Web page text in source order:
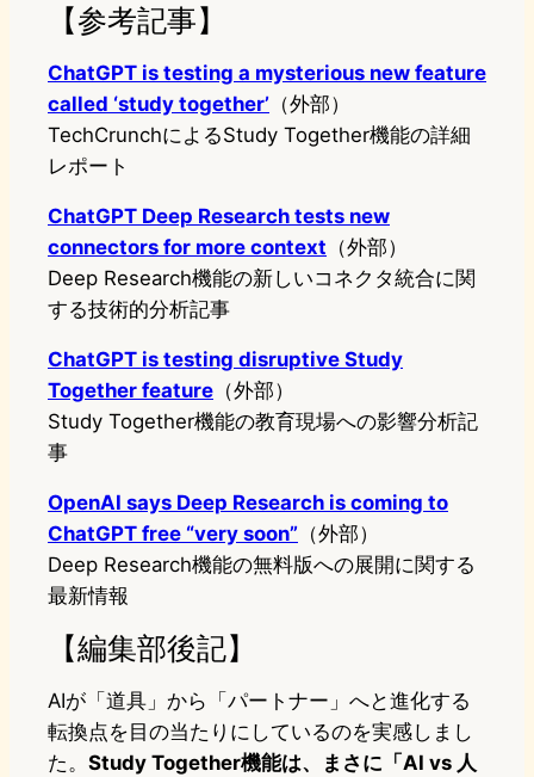
【参考記事】
ChatGPT is testing a mysterious new feature
called ‘study together’ （外部）
TechCrunchによるStudy Together機能の詳細
レポート
ChatGPT Deep Research tests new
connectors for more context （外部）
Deep Research機能の新しいコネクタ統合に関
する技術的分析記事
ChatGPT is testing disruptive Study
Together feature （外部）
Study Together機能の教育現場への影響分析記
事
OpenAI says Deep Research is coming to
ChatGPT free “very soon” （外部）
Deep Research機能の無料版への展開に関する
最新情報
【編集部後記】
AIが「道具」から「パートナー」へと進化する
転換点を目の当たりにしているのを実感しまし
た。 Study Together機能は、まさに「AI vs 人